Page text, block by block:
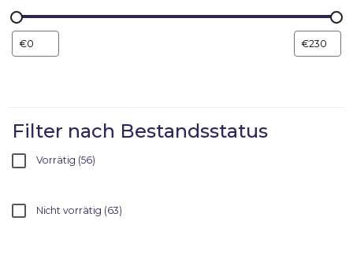
Filter nach Bestandsstatus
Vorrätig 56
Nicht vorrätig 63